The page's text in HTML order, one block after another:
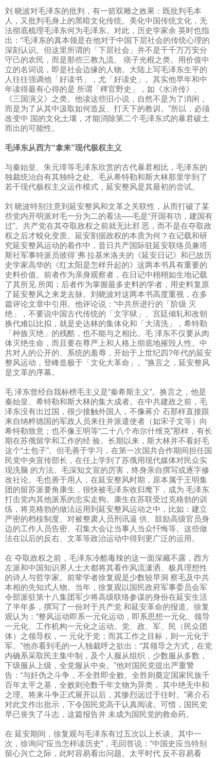
刘 晓波对毛泽东的批判，有一箭双雕之效果：既批判毛本
人，又批判毛身上的黑暗文化传统。美化中国传统文化，无
法彻底梳理毛泽东何为毛泽东。对此，历史学家余 英时也指
出：“毛泽东的真本领是在他对于中国下层社会的传统心理的
深刻认识。但这里所谓的「下层社会」并不是千千万万安分
守己的农民，而是那些三教九流、 痞子光棍之类。用价值中
立的名词说，即是社会边缘的人物。大陆上写毛泽东生平的
人往往强调他「好读书」，尤「好读史」。其实他早年和中
年读得最有心得的是 所谓「稗官野史」，如《水浒传》、
《三国演义》之类。他读这些旧小说，自然不是为了消闲，
而是为了从其中汲取如何造反、打天下的教训。”所以，必须
改变中 国的文化土壤，才能消除第二个毛泽东式的暴君破土
而出的可能性。
毛泽东从西方“拿来”现代极权主义
与秦始皇、朱元璋等毛泽东欣赏的古代暴君相比，毛泽东的
独裁统治自有其独特之处。毛从希特勒和斯大林那里学到了
若干现代极权主义运作模式，延安整风是其最初的尝试。
刘 晓波特别注意到延安整风和文革之关联性，从而打破了某
些党内开明派对毛一分为二的看法──毛是“开国有功，建国有
过”。共产党在其夺取政权之前就无比邪 恶，而不是在夺取政
权之后才蜕化变质。延安割据政权的本质为何？在记载和研
究延安整风运动的着作中，昔日共产国际驻延安联络员兼塔
斯社军事特派员彼得¨弗 拉基米洛夫的《延安日记》和已故历
史学家高华的《红太阳是怎样升起的》这两本书具有重要的
史料价值。前者作为亲身观察者，在日记中栩栩如生地记载
了其所见 所闻；后者作为掌握最多史料的学者，用史料复原
了延安整风之来龙去脉。刘晓波对这两本书高度重视，在多
篇评论文章中引用。他评论说：“中共所进行的「阶级 灭
绝」，不要说中国古代传统的「文字狱」、宫廷倾轧和改朝
换代难以比拟，就是史达林的集体化和「大清洗」，希特勒
「种族灭绝」的残酷，也不能与之相比。毛 泽东不仅要从肉
体灭绝生命，而且要在尊严上和人格上彻底地摧毁人性。中
共对人的公开的、系统的羞辱，开始于上世纪四?年代的延安
整风运动，登峰造极于「文化大革命」。”换言之，延安整风
是文革的序幕。
毛 泽东曾经自我标榜毛主义是“秦希斯主义”。换言之，他是
秦始皇、希特勒和斯大林的集大成者。在中共建政之前，毛
泽东没有出过国，很少接触外国人，不像蒋介 石那样直接跟
来自纳粹德国的军政人员来往并派遣使者（如宋子文等）向
希特勒致意；也不像王明等“二十八个布尔什维克”那样，有长
期在苏俄留学和工作的经 验。长期以来，斯大林并不看好毛
这个“土包子”。但毛善于学习，在第一次国共合作期间担任国
民党中央宣传部长，在任上学到了苏俄用现代媒体对民众实
现洗脑 的方法。毛深知文宣的厉害，终身亲自撰写或逐字修
改社论。毛也善于用人，在延安整风时期，原本属于王明集
团的留苏派要角康生，很快被毛泽东收归麾下，成为 毛泽东
打击党内其他派系的忠实走狗。康生在苏联受过克格勃的训
练，将克格勃的做法运用到延安整风运动之中，比如：建立
严密的档桉制度、对被整肃人员刑讯逼 供、鼓励高级官员身
边的工作人员告密、召集大会让当事人当众忏悔等。这些做
法在以后的反右、文革等政治运动中得到更广泛的运用。
在 夺取政权之前，毛泽东冷酷毒辣的这一面深藏不露，西方
左派和中国知识界人士大都将其看作风流潇洒、极具理想性
的诗人与哲学家。前辈学者徐复观是少数较早洞 察毛及中共
本相的先知式人物。当年，徐复观以国民政府军事委员会军
令部派驻第十八集团军少将高级联络参谋的身份在延安生活
了半年多，撰写了一份对于共产党 和延安革命的报道。徐复
观认为：“整风运动即系一元化运动，即系思想一元化、领导
一元化、工作机构一元化之运动。党、政、军、民（民众团
体）之领导权，一 元化于党；而其工作之目标，则一元化于
军。”他亦看到毛的一人独裁呼之欲出：“其领导之方式，在党
内确系采取民主集中制，及个人服从组织，少数服从多数，
下级服从上级，全党服从中央。”他对国民党提出严重警
告：“与奸伪之斗争，不全胜即全败。全胜则奠定国家民族千
百年太平之基，全败则沦数千年文物为异类， 其中绝无中和
之理。将来斗争正式展开以后，其惨烈远过于往时。”蒋介石
对此文作出批示，下令国民党高干认真阅读。可惜，国民党
早已丧失了斗志，这篇报告并 未成为国民党的救命药。
在 延安期间，徐复观与毛泽东有过五次以上长谈。其中一
次，徐询问“应当怎样读历史”，毛回答说：“中国史应当特别
留心兴亡之际，此时容易看出问题。太平时代 反不容易看